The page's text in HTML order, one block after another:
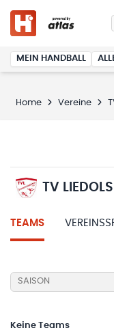
MEIN HANDBALL
Home Vereine
TV
TEAMS
SAISON
Keine Teams